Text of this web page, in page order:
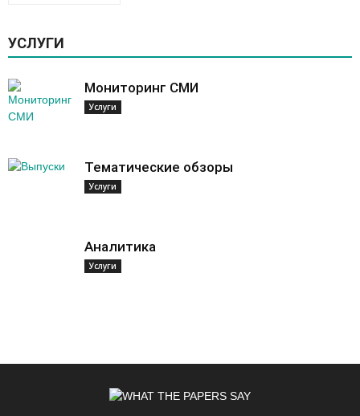
УСЛУГИ
Мониторинг СМИ
Услуги
Тематические обзоры
Услуги
Аналитика
Услуги